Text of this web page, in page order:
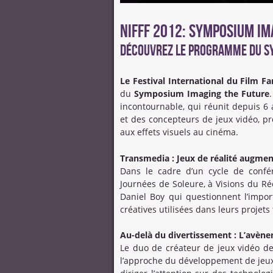
NIFFF 2012: SYMPOSIUM
Découvrez le programme du
Le Festival International du Film
du Symposium Imaging the Future
incontournable, qui réunit depuis 6
et des concepteurs de jeux vidéo,
aux effets visuels au cinéma.
Transmedia : Jeux de réalité
Dans le cadre d’un cycle de
Journées de Soleure, à Visions du
Daniel Boy qui questionnent
créatives utilisées dans leurs
Au-delà du divertissement :
Le duo de créateur de jeux vidéo
l’approche du développement de